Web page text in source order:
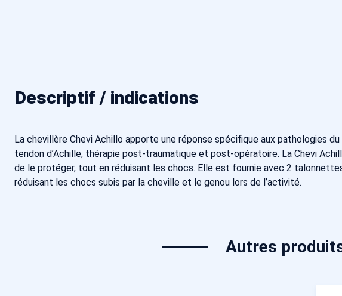
Descriptif / indications
La chevillère Chevi Achillo apporte une réponse spécifique aux pathologies
tendon d’Achille, thérapie post-traumatique et post-opératoire. La Chevi
de le protéger, tout en réduisant les chocs. Elle est fournie avec 2
réduisant les chocs subis par la cheville et le genou lors de l’activité.
Autres